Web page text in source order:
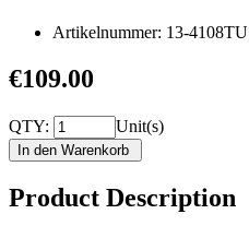
Artikelnummer: 13-4108TU
€109.00
QTY: Unit(s)
Product Description